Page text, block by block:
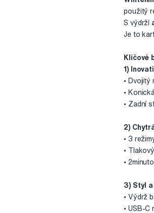
použitý
S výdrží
Je to
Klíčové
1)
• Dvojitý
•
• Zadní
2)
• 3
•
•
3) Styl
• Výdrž
• USB-C